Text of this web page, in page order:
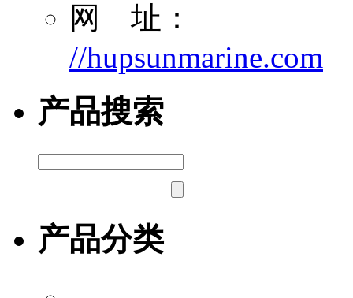
网 址：
//hupsunmarine.com
产品搜索
产品分类